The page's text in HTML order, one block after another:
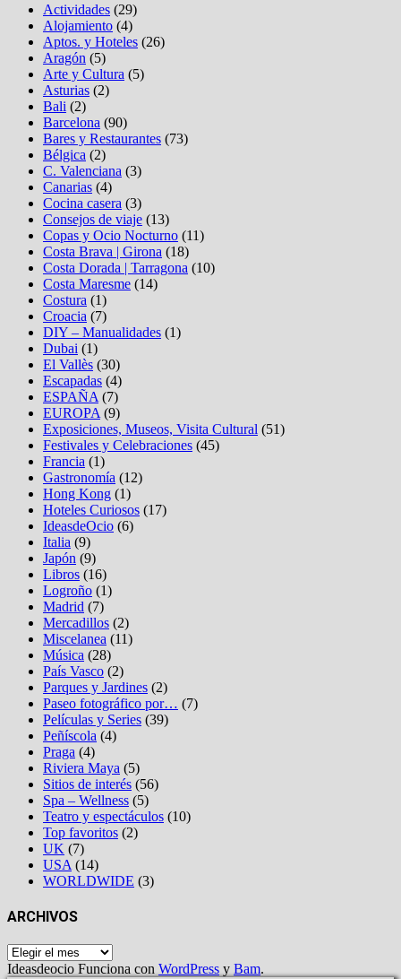
Actividades (29)
Alojamiento (4)
Aptos. y Hoteles (26)
Aragón (5)
Arte y Cultura (5)
Asturias (2)
Bali (2)
Barcelona (90)
Bares y Restaurantes (73)
Bélgica (2)
C. Valenciana (3)
Canarias (4)
Cocina casera (3)
Consejos de viaje (13)
Copas y Ocio Nocturno (11)
Costa Brava | Girona (18)
Costa Dorada | Tarragona (10)
Costa Maresme (14)
Costura (1)
Croacia (7)
DIY – Manualidades (1)
Dubai (1)
El Vallès (30)
Escapadas (4)
ESPAÑA (7)
EUROPA (9)
Exposiciones, Museos, Visita Cultural (51)
Festivales y Celebraciones (45)
Francia (1)
Gastronomía (12)
Hong Kong (1)
Hoteles Curiosos (17)
IdeasdeOcio (6)
Italia (9)
Japón (9)
Libros (16)
Logroño (1)
Madrid (7)
Mercadillos (2)
Miscelanea (11)
Música (28)
País Vasco (2)
Parques y Jardines (2)
Paseo fotográfico por… (7)
Películas y Series (39)
Peñíscola (4)
Praga (4)
Riviera Maya (5)
Sitios de interés (56)
Spa – Wellness (5)
Teatro y espectáculos (10)
Top favoritos (2)
UK (7)
USA (14)
WORLDWIDE (3)
ARCHIVOS
Archivos
Ideasdeocio Funciona con WordPress y Bam.